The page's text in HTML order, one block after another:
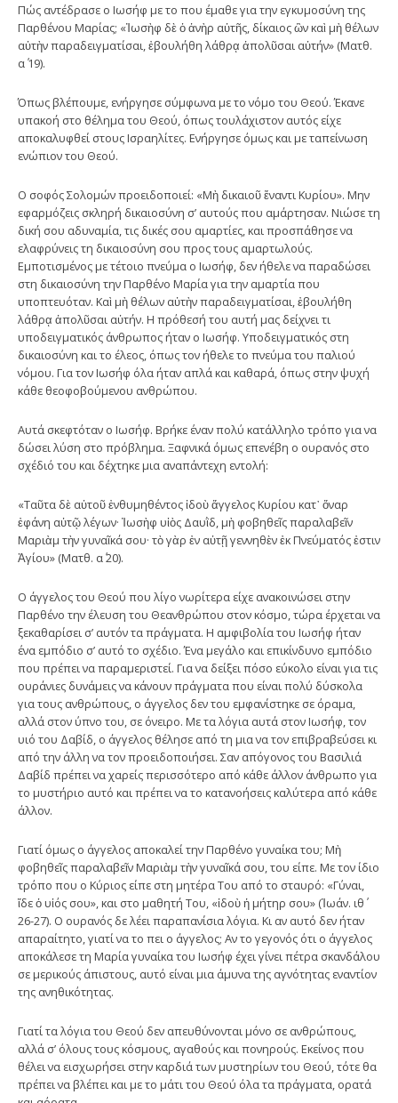
Πώς αντέδρασε ο Ιωσήφ με το που έμαθε για την εγκυμοσύνη της
Παρθένου Μαρίας; «Ἰωσὴφ δὲ ὁ ἀνὴρ αὐτῆς, δίκαιος ὢν καὶ μὴ θέλων
αὐτὴν παραδειγματίσαι, ἐβουλήθη λάθρᾳ ἀπολῦσαι αὐτήν» (Ματθ.
α΄ 19).
Όπως βλέπουμε, ενήργησε σύμφωνα με το νόμο του Θεού. Έκανε
υπακοή στο θέλημα του Θεού, όπως τουλάχιστον αυτός είχε
αποκαλυφθεί στους Ισραηλίτες. Ενήργησε όμως και με ταπείνωση
ενώπιον του Θεού.
Ο σοφός Σολομών προειδοποιεί: «Μὴ δικαιοῦ ἔναντι Κυρίου». Μην
εφαρμόζεις σκληρή δικαιοσύνη σ’ αυτούς που αμάρτησαν. Νιώσε τη
δική σου αδυναμία, τις δικές σου αμαρτίες, και προσπάθησε να
ελαφρύνεις τη δικαιοσύνη σου προς τους αμαρτωλούς.
Εμποτισμένος με τέτοιο πνεύμα ο Ιωσήφ, δεν ήθελε να παραδώσει
στη δικαιοσύνη την Παρθένο Μαρία για την αμαρτία που
υποπτευόταν. Καὶ μὴ θέλων αὐτὴν παραδειγματίσαι, ἐβουλήθη
λάθρᾳ ἀπολῦσαι αὐτήν. Η πρόθεσή του αυτή μας δείχνει τι
υποδειγματικός άνθρωπος ήταν ο Ιωσήφ. Υποδειγματικός στη
δικαιοσύνη και το έλεος, όπως τον ήθελε το πνεύμα του παλιού
νόμου. Για τον Ιωσήφ όλα ήταν απλά και καθαρά, όπως στην ψυχή
κάθε θεοφοβούμενου ανθρώπου.
Αυτά σκεφτόταν ο Ιωσήφ. Βρήκε έναν πολύ κατάλληλο τρόπο για να
δώσει λύση στο πρόβλημα. Ξαφνικά όμως επενέβη ο ουρανός στο
σχέδιό του και δέχτηκε μια αναπάντεχη εντολή:
«Ταῦτα δὲ αὐτοῦ ἐνθυμηθέντος ἰδοὺ ἄγγελος Κυρίου κατ᾿ ὄναρ
ἐφάνη αὐτῷ λέγων· Ἰωσὴφ υἱὸς Δαυῒδ, μὴ φοβηθεῖς παραλαβεῖν
Μαριὰμ τὴν γυναῖκά σου· τὸ γὰρ ἐν αὐτῇ γεννηθὲν ἐκ Πνεύματός ἐστιν
Ἀγίου» (Ματθ. α΄ 20).
Ο άγγελος του Θεού που λίγο νωρίτερα είχε ανακοινώσει στην
Παρθένο την έλευση του Θεανθρώπου στον κόσμο, τώρα έρχεται να
ξεκαθαρίσει σ’ αυτόν τα πράγματα. Η αμφιβολία του Ιωσήφ ήταν
ένα εμπόδιο σ’ αυτό το σχέδιο. Ένα μεγάλο και επικίνδυνο εμπόδιο
που πρέπει να παραμεριστεί. Για να δείξει πόσο εύκολο είναι για τις
ουράνιες δυνάμεις να κάνουν πράγματα που είναι πολύ δύσκολα
για τους ανθρώπους, ο άγγελος δεν του εμφανίστηκε σε όραμα,
αλλά στον ύπνο του, σε όνειρο. Με τα λόγια αυτά στον Ιωσήφ, τον
υιό του Δαβίδ, ο άγγελος θέλησε από τη μια να τον επιβραβεύσει κι
από την άλλη να τον προειδοποιήσει. Σαν απόγονος του Βασιλιά
Δαβίδ πρέπει να χαρείς περισσότερο από κάθε άλλον άνθρωπο για
το μυστήριο αυτό και πρέπει να το κατανοήσεις καλύτερα από κάθε
άλλον.
Γιατί όμως ο άγγελος αποκαλεί την Παρθένο γυναίκα του; Μὴ
φοβηθεῖς παραλαβεῖν Μαριὰμ τὴν γυναῖκά σου, του είπε. Με τον ίδιο
τρόπο που ο Κύριος είπε στη μητέρα Του από το σταυρό: «Γύναι,
ἴδε ὁ υἱός σου», και στο μαθητή Του, «ἰδοὺ ἡ μήτηρ σου» (Ἰωάν. ιθ΄
26-27). Ο ουρανός δε λέει παραπανίσια λόγια. Κι αν αυτό δεν ήταν
απαραίτητο, γιατί να το πει ο άγγελος; Αν το γεγονός ότι ο άγγελος
αποκάλεσε τη Μαρία γυναίκα του Ιωσήφ έχει γίνει πέτρα σκανδάλου
σε μερικούς άπιστους, αυτό είναι μια άμυνα της αγνότητας εναντίον
της ανηθικότητας.
Γιατί τα λόγια του Θεού δεν απευθύνονται μόνο σε ανθρώπους,
αλλά σ’ όλους τους κόσμους, αγαθούς και πονηρούς. Εκείνος που
θέλει να εισχωρήσει στην καρδιά των μυστηρίων του Θεού, τότε θα
πρέπει να βλέπει και με το μάτι του Θεού όλα τα πράγματα, ορατά